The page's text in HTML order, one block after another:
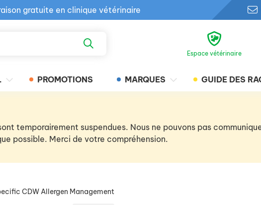
gratuite en clinique vétérinaire
Retour produit gratuit en clinique
Espace vétérinaire
PROMOTIONS MARQUES GUIDE DES
temporairement suspendues. Nous ne pouvons pas
possible. Merci de votre compréhension.
CDW Allergen Management